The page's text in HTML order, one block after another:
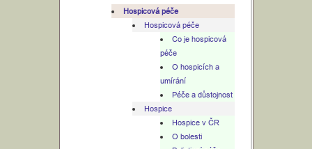
Hospicová péče
Hospicová péče
Co je hospicová
péče
O hospicích a
umírání
Péče a důstojnost
Hospice
Hospice v ČR
O bolesti